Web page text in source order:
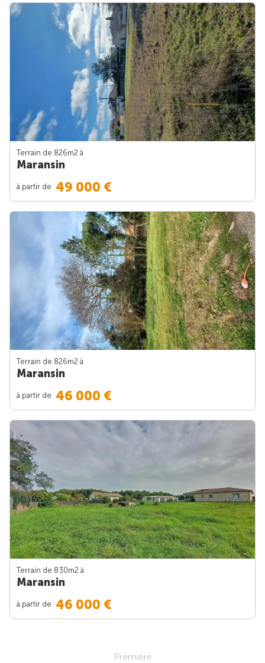
Terrain de 826m2 à
Maransin
à partir de 49 000 €
Terrain de 826m2 à
Maransin
à partir de 46 000 €
Terrain de 830m2 à
Maransin
à partir de 46 000 €
Première